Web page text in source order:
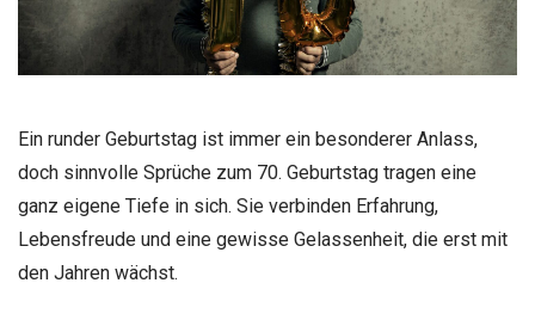
Ein runder Geburtstag ist immer ein besonderer Anlass,
doch sinnvolle Sprüche zum 70. Geburtstag tragen eine
ganz eigene Tiefe in sich. Sie verbinden Erfahrung,
Lebensfreude und eine gewisse Gelassenheit, die erst mit
den Jahren wächst.